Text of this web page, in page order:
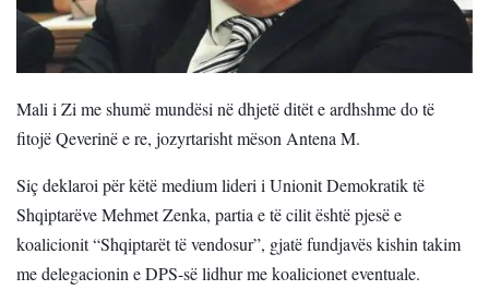
Mali i Zi me shumë mundësi në dhjetë ditët e ardhshme do të
fitojë Qeverinë e re, jozyrtarisht mëson Antena M.
Siç deklaroi për këtë medium lideri i Unionit Demokratik të
Shqiptarëve Mehmet Zenka, partia e të cilit është pjesë e
koalicionit “Shqiptarët të vendosur”, gjatë fundjavës kishin takim
me delegacionin e DPS-së lidhur me koalicionet eventuale.